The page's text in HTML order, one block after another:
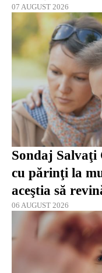
07 AUGUST 2026
Sondaj
cu părinţi la
aceştia să
06 AUGUST 2026